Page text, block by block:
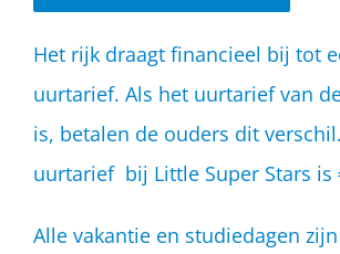
Het rijk draagt financieel bij tot
uurtarief. Als het uurtarief van
is, betalen de ouders dit
uurtarief bij Little Super Stars is
Alle vakantie en studiedagen